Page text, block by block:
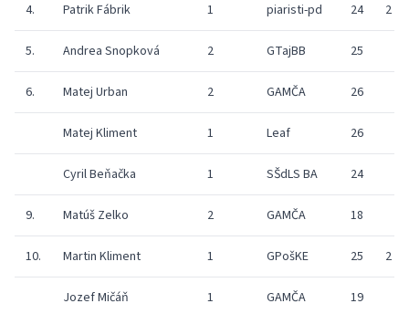
4. Patrik Fábrik 1 piaristi-pd 24 2
5. Andrea Snopková 2 GTajBB 25
6. Matej Urban 2 GAMČA 26
Matej Kliment 1 Leaf 26
Cyril Beňačka 1 SŠdLS BA 24
9. Matúš Zelko 2 GAMČA 18
10. Martin Kliment 1 GPošKE 25 2
Jozef Mičáň 1 GAMČA 19